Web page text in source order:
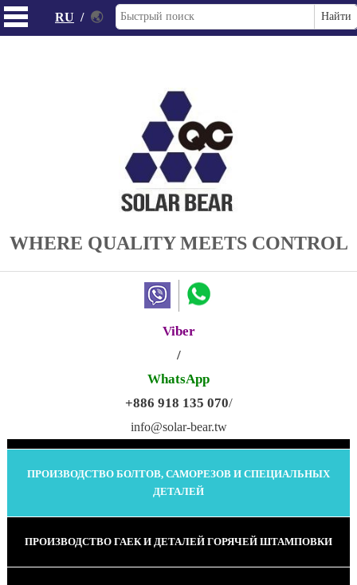
WHERE QUALITY MEETS CONTROL
Viber
/
WhatsApp
+886 918 135 070/
info@solar-bear.tw
RU / 🌏
ПРОИЗВОДСТВО КАЛИБРОВАННОЙ ПРОВОЛОКИ
ПРОИЗВОДСТВО БОЛТОВ, САМОРЕЗОВ И СПЕЦИАЛЬНЫХ
ДЕТАЛЕЙ
ПРОИЗВОДСТВО ГАЕК И ДЕТАЛЕЙ ГОРЯЧЕЙ ШТАМПОВКИ